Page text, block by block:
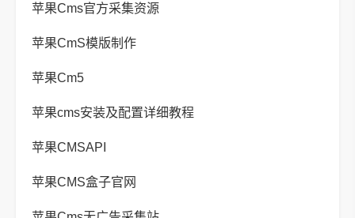
苹果Cms官方采集资源
苹果CmS模版制作
苹果Cm5
苹果cms安装及配置详细教程
苹果CMSAPI
苹果CMS盒子官网